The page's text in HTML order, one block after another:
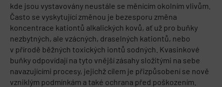
kde jsou vystavovány neustále se měnícím okolním vlivům.
Často se vyskytující změnou je bezesporu změna
koncentrace kationtů alkalických kovů, ať už pro buňky
nezbytných, ale vzácných, draselných kationtů, nebo
v přírodě běžných toxických iontů sodných. Kvasinkové
buňky odpovídají na tyto vnější zásahy složitými na sebe
navazujícími procesy, jejichž cílem je přizpůsobení se nově
vzniklým podmínkám a také ochrana před poškozením.